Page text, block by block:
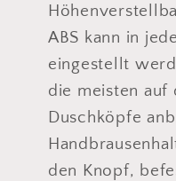
ABS kann in
eingestellt
die meisten auf
Duschköpfe
den Knopf,